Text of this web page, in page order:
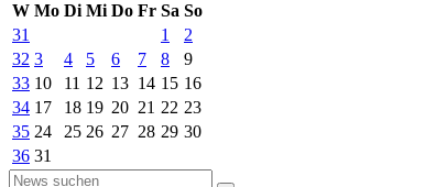
W Mo Di Mi Do Fr Sa So
31
1
2
32 3 4 5 6 7 8
9
33 10 11 12 13 14 15 16
34 17 18 19 20 21 22 23
35 24 25 26 27 28 29 30
36 31